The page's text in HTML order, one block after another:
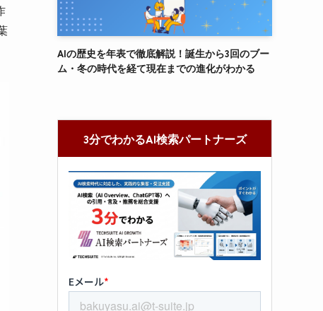
AIの歴史を年表で徹底解説！誕生から3回のブー
ム・冬の時代を経て現在までの進化がわかる
3分でわかるAI検索パートナーズ